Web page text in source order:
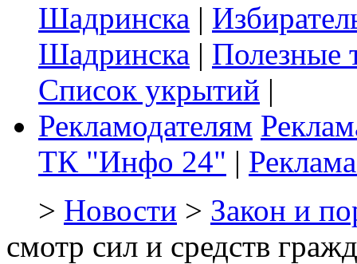
Шадринска |
Шадринска | Полезные
Список укрытий |
Рекламодателям
ТК "Инфо 24" |
> Новости > Закон и
смотр сил и средств